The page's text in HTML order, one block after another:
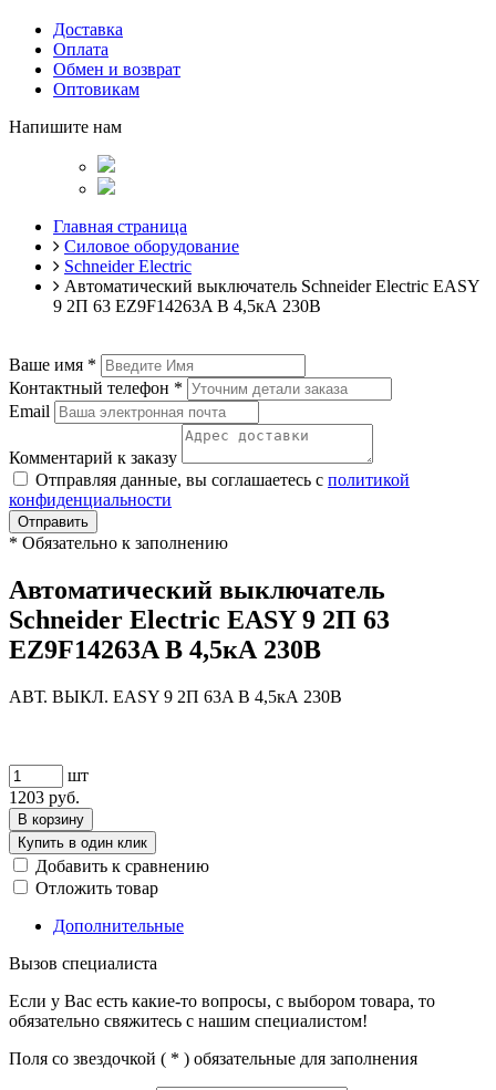
Доставка
Оплата
Обмен и возврат
Оптовикам
Напишите нам
Главная страница
Силовое оборудование
Schneider Electric
Автоматический выключатель Schneider Electric EASY
9 2П 63 EZ9F14263A B 4,5кА 230В
Ваше имя *
Контактный телефон *
Email
Комментарий к заказу
Отправляя данные, вы соглашаетесь с политикой
конфиденциальности
Отправить
* Обязательно к заполнению
Автоматический выключатель
Schneider Electric EASY 9 2П 63
EZ9F14263A B 4,5кА 230В
АВТ. ВЫКЛ. EASY 9 2П 63A B 4,5кА 230В
шт
1203 руб.
В корзину
Купить в один клик
Добавить к сравнению
Отложить товар
Дополнительные
Вызов специалиста
Если у Вас есть какие-то вопросы, с выбором товара, то
обязательно свяжитесь с нашим специалистом!
Поля со звездочкой ( * ) обязательные для заполнения